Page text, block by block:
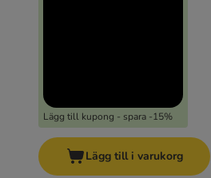
Lägg till kupong - spara -15%
Lägg till i varukorg